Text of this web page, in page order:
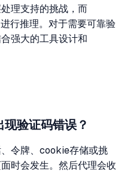
理支持的挑战，而
行推理。对于需要可靠验
强大的工具设计和
验证码错误？
令牌、cookie存储或挑
时会发生。然后代理会收